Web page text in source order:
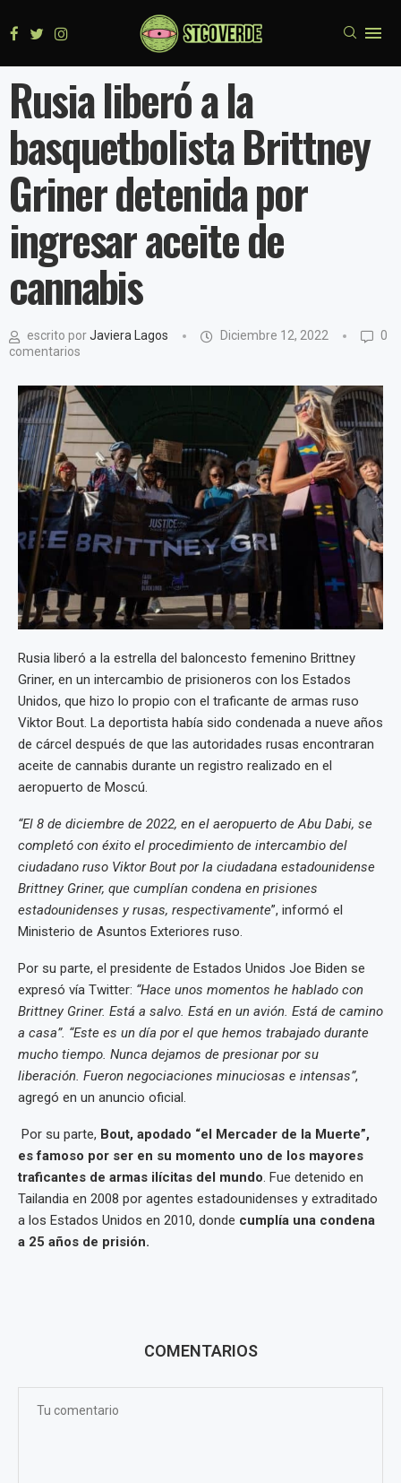
Rusia liberó a la
basquetbolista Brittney
Griner detenida por
ingresar aceite de
cannabis
escrito porJaviera Lagos Diciembre 12, 2022
0
comentarios
Rusia liberó a la estrella del baloncesto femenino Brittney
Griner, en un intercambio de prisioneros con los Estados
Unidos, que hizo lo propio con el traficante de armas ruso
Viktor Bout. La deportista había sido condenada a nueve años
de cárcel después de que las autoridades rusas encontraran
aceite de cannabis durante un registro realizado en el
aeropuerto de Moscú.
“El 8 de diciembre de 2022, en el aeropuerto de Abu Dabi, se
completó con éxito el procedimiento de intercambio del
ciudadano ruso Viktor Bout por la ciudadana estadounidense
Brittney Griner, que cumplían condena en prisiones
estadounidenses y rusas, respectivamente”, informó el
Ministerio de Asuntos Exteriores ruso.
Por su parte, el presidente de Estados Unidos Joe Biden se
expresó vía Twitter: “Hace unos momentos he hablado con
Brittney Griner. Está a salvo. Está en un avión. Está de camino
a casa”. “Este es un día por el que hemos trabajado durante
mucho tiempo. Nunca dejamos de presionar por su
liberación. Fueron negociaciones minuciosas e intensas”,
agregó en un anuncio oficial.
Por su parte, Bout, apodado “el Mercader de la Muerte”,
es famoso por ser en su momento uno de los mayores
traficantes de armas ilícitas del mundo. Fue detenido en
Tailandia en 2008 por agentes estadounidenses y extraditado
a los Estados Unidos en 2010, donde cumplía una condena
a 25 años de prisión.
COMENTARIOS